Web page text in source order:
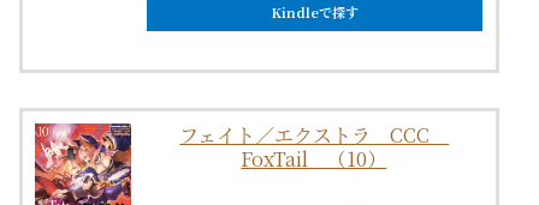
Kindleで探す
フェイト／エクストラ CCC
FoxTail （10）